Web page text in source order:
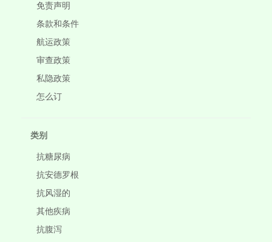
免责声明
条款和条件
航运政策
审查政策
私隐政策
怎么订
类别
抗糖尿病
抗安德罗根
抗风湿的
其他疾病
抗腹泻